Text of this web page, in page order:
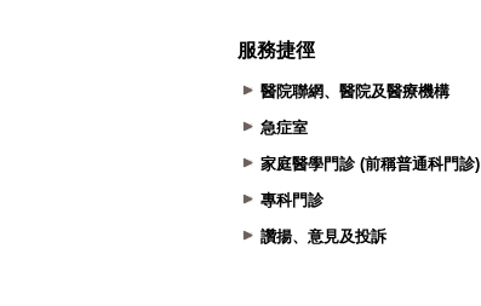
服務捷徑
醫院聯網、醫院及醫療機構
急症室
家庭醫學門診 (前稱普通科門診)
專科門診
讚揚、意見及投訴